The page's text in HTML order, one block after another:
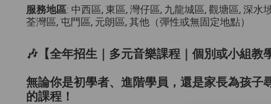
服務地區: 中西區, 東區, 灣仔區, 九龍城區, 觀塘區, 深水
荃灣區, 屯門區, 元朗區, 其他（彈性或無固定地點）
🎶【全年招生｜多元音樂課程｜個別或小組教
無論你是初學者、進階學員，還是家長為孩
的課程！